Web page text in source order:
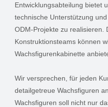
Entwicklungsabteilung bietet
technische Unterstützung
ODM-Projekte zu realisieren.
Konstruktionsteams können
Wachsfigurenkabinette
Wir versprechen, für jeden
detailgetreue Wachsfiguren
Wachsfiguren soll nicht nur